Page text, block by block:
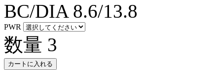
BC/DIA 8.6/13.8
PWR
数量 3
カートに入れる